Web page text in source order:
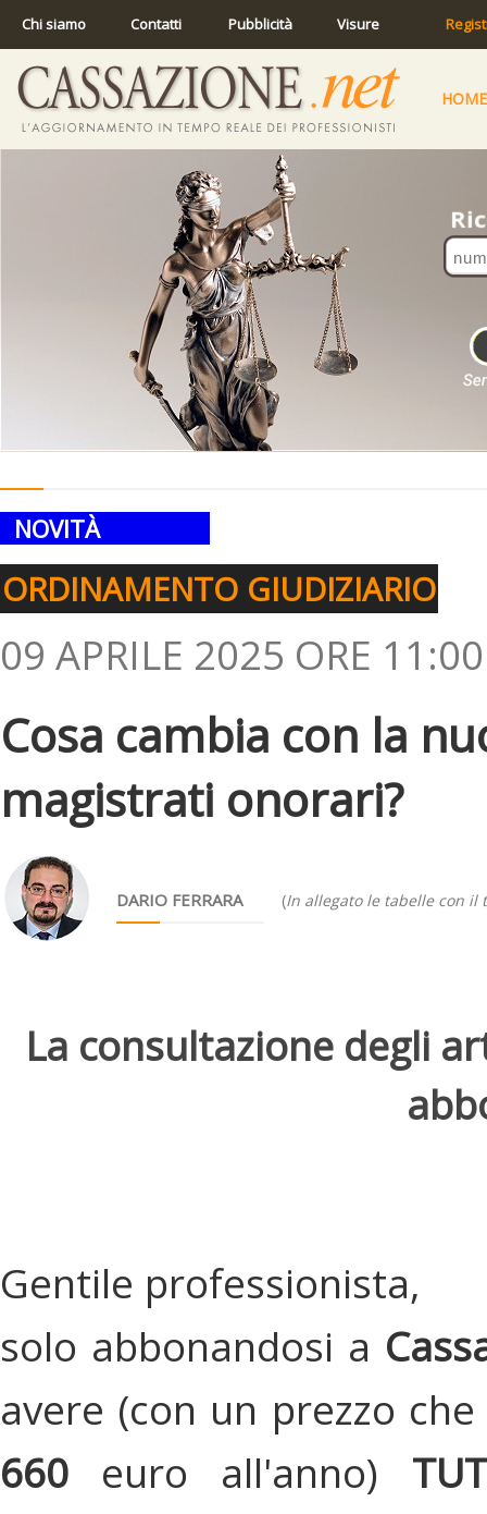
Chi siamo Contatti Pubblicità Visure
HOME
NOVITÀ
ORDINAMENTO GIUDIZIARIO
09 APRILE 2025 ORE 11:00
Cosa cambia con la
magistrati onorari?
DARIO FERRARA (In allegato le tabelle con il
La consultazione degli
Gentile professionista,
solo abbonandosi a
avere (con un prezzo
660 euro all'anno)